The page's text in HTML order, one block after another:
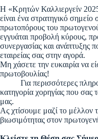
Η «Κρητών Καλλιεργείν
είναι ένα στρατηγικό σημείο
πρωτοπόρους του
εγγυάται προβολή κύρους,
συνεργασίας και ανάπτυξης
εταιρείας σας στην αγορά.
Μη χάσετε την ευκαιρία να
πρωτοβουλίας!
Για περισσότερες
κατηγορία χορηγίας που σας
μας.
Ας χτίσουμε μαζί το μέλλον
βιωσιμότητας στον